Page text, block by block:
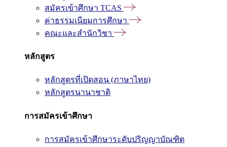
สมัครเข้าศึกษา TCAS
ค่าธรรมเนียมการศึกษา
คณะและสำนักวิชา
หลักสูตร
หลักสูตรที่เปิดสอน (ภาษาไทย)
หลักสูตรนานาชาติ
การสมัครเข้าศึกษา
การสมัครเข้าศึกษาระดับปริญญาบัณฑิต